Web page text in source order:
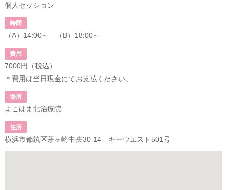
個人セッション
時間
（A）14:00～ （B）18:00～
費用
7000円（税込）
＊費用は当日現金にてお支払ください。
場所
よこはま北治療院
住所
横浜市都筑区茅ヶ崎中央30-14 キーウエスト501号